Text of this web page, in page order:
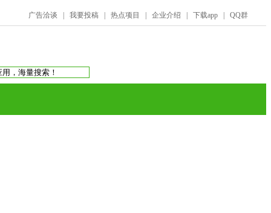
广告洽谈 我要投稿 热点项目 企业介绍 下载app QQ群